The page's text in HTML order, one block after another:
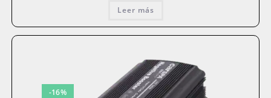
era: es:
Leer más
-16%